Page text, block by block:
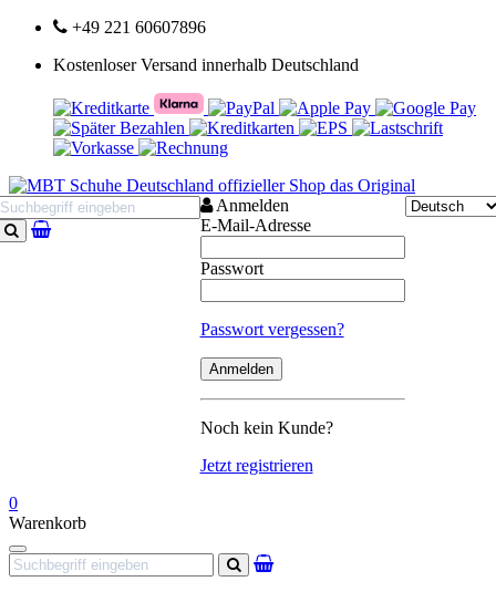
+49 221 60607896
Kostenloser Versand innerhalb Deutschland
Suchen
Anmelden
E-Mail-Adresse
Passwort
Passwort vergessen?
Noch kein Kunde?
Jetzt registrieren
0
Warenkorb
Navigation
Suchen